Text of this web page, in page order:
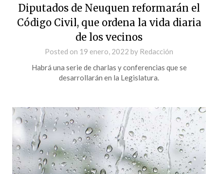
Diputados de Neuquen reformarán el
Código Civil, que ordena la vida diaria
de los vecinos
Posted on 19 enero, 2022 by Redacción
Habrá una serie de charlas y conferencias que se
desarrollarán en la Legislatura.